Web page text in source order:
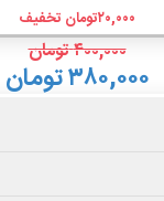
۲۰,۰۰۰تومان تخفیف
۴۰۰,۰۰۰تومان
۳۸۰,۰۰۰ تومان